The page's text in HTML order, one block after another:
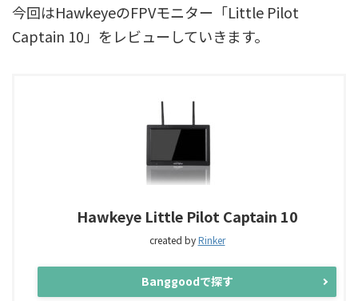
今回はHawkeyeのFPVモニター「Little Pilot
Captain 10」をレビューしていきます。
Hawkeye Little Pilot Captain 10
created byRinker
Banggoodで探す